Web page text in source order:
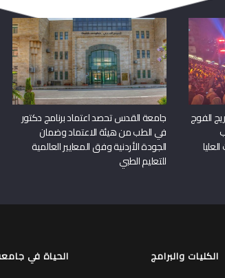
الفوج
جامعة القدس تحصد اعتماد برنامج دكتور
في الطب من هيئة الاعتماد وضمان
الجودة الأردنية وفق المعايير العالمية
للتعليم الطبي
الكليات والبرامج
الحياة في